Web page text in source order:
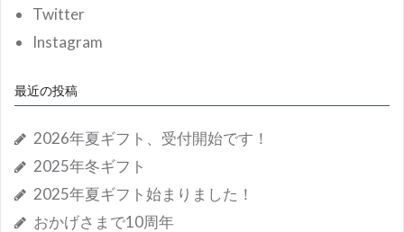
Twitter
Instagram
最近の投稿
2026年夏ギフト、受付開始です！
2025年冬ギフト
2025年夏ギフト始まりました！
おかげさまで10周年